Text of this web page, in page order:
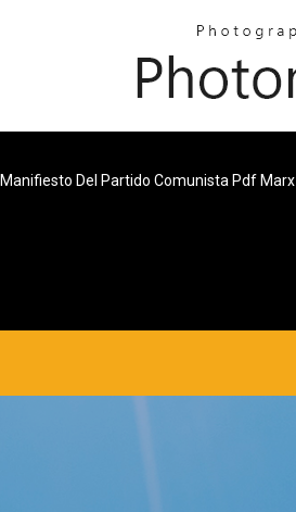
Manifiesto Del Partido Comunista Pdf Marx